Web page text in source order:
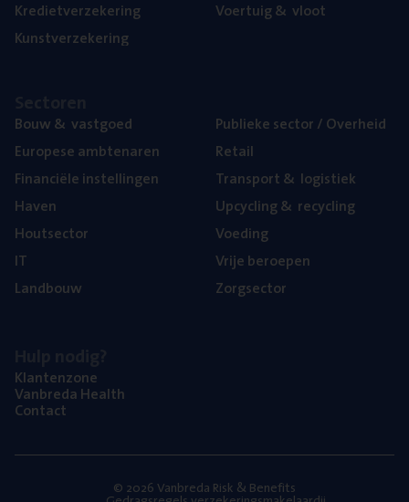
Kre­diet­ver­ze­ke­ring
Kunst­ver­ze­ke­ring
Voer­tuig& vloot
Bouw& vastgoed
Euro­pe­se ambtenaren
Finan­ci­ë­le instellingen
Haven
Hout­sec­tor
IT
Land­bouw
Publie­ke sec­tor / Overheid
Retail
Trans­port& logistiek
Upcy­cling& recycling
Voe­ding
Vrije beroe­pen
Zorg­sec­tor
Klan­ten­zo­ne
Van­b­re­da Health
Con­tact
© 2026 Vanbreda Risk & Benefits